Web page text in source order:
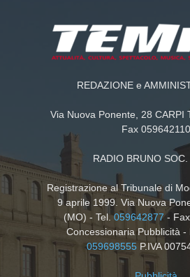
REDAZIONE e
Via Nuova Ponente, 28 CARPI
Fax 059642110
RADIO BRUNO
Registrazione al Tribunale di
9 aprile 1999. Via Nuova
(MO) - Tel.059642877- Fax
Concessionaria Pubblicità -
059698555 P.IVA